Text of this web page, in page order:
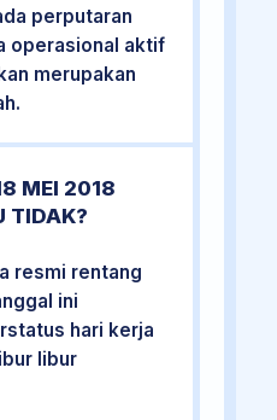
perputaran
operasional aktif
merupakan
MEI 2018
TIDAK?
resmi rentang
ini
hari kerja
libur